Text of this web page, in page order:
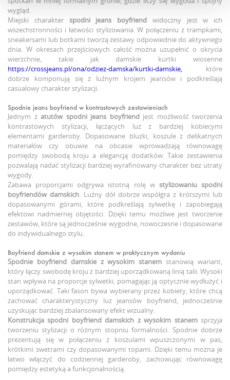
wygląd.
Miejski charakter spodni jeans boyfriend widoczny jest w ich
wszechstronności i łatwości stylizowania. W połączeniu z trampkami,
sneakersami lub botkami tworzą zestawy odpowiednie do aktywnego
dnia. W okresach przejściowych całość można uzupełnić o okrycia
wierzchnie, takie jak damskie kurtki wiosenne
https://crossjeans.pl/ona/odziez-damska/kurtki-damskie, które
dobrze komponują się z luźnym krojem jeansów i podkreślają
casualowy charakter stylizacji.
Spodnie jeans boyfriend w kontrastowych zestawieniach
Jednym z atutów spodni jeans boyfriendjest możliwość tworzenia
kontrastowych stylizacji, łączących luz z bardziej kobiecymi
elementami garderoby. Dopasowane bluzki, koszule z delikatnych
materiałów czy obuwie na obcasie wprowadzają równowagę
pomiędzy swobodą kroju a elegancją dodatków. Takie zestawienia
pozwalają nadać stylizacji bardziej wyrafinowany charakter bez utraty
wygody.
Zabawa proporcjami odgrywa istotną rolę w stylizowaniu spodni
boyfriendów damskich. Luźny dół dobrze współgra z krótszymi lub
dopasowanymi górami, które podkreślają sylwetkę i zapobiegają
efektowi nadmiernej objętości. Dzięki temu możliwe jest tworzenie
zestawów, które są jednocześnie wygodne, nowoczesne i dopasowane
do indywidualnego stylu.
Boyfriend damskie z wysokim stanem w praktycznym wydaniu
Spodnie boyfriend damskie z wysokim stanem stanowią wariant,
który łączy swobodę kroju z bardziej uporządkowaną linią talii. Wysoki
stan wpływa na proporcje sylwetki, pomagając ją optycznie wydłużyć i
uporządkować. Taki fason bywa wybierany przez kobiety, które chcą
zachować charakterystyczny luz jeansów boyfriend, jednocześnie
uzyskując bardziej zbalansowany efekt wizualny.
Konstrukcja spodni boyfriend damskich z wysokim stanemsprzyja
tworzeniu stylizacji o różnym stopniu formalności. Spodnie dobrze
prezentują się w połączeniu z koszulami wpuszczonymi w pas,
krótkimi swetrami czy dopasowanymi topami. Dzięki temu można je
łatwo włączyć do codziennej garderoby, zachowując równowagę
pomiędzy estetyką a funkcjonalnością.